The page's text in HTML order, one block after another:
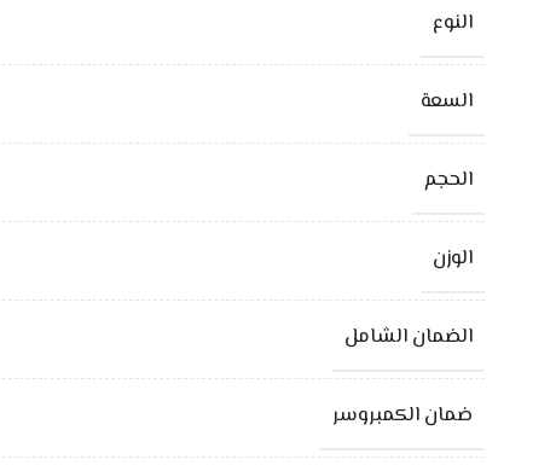
النوع
السعة
الحجم
الوزن
الضمان الشامل
ضمان الكمبروسر